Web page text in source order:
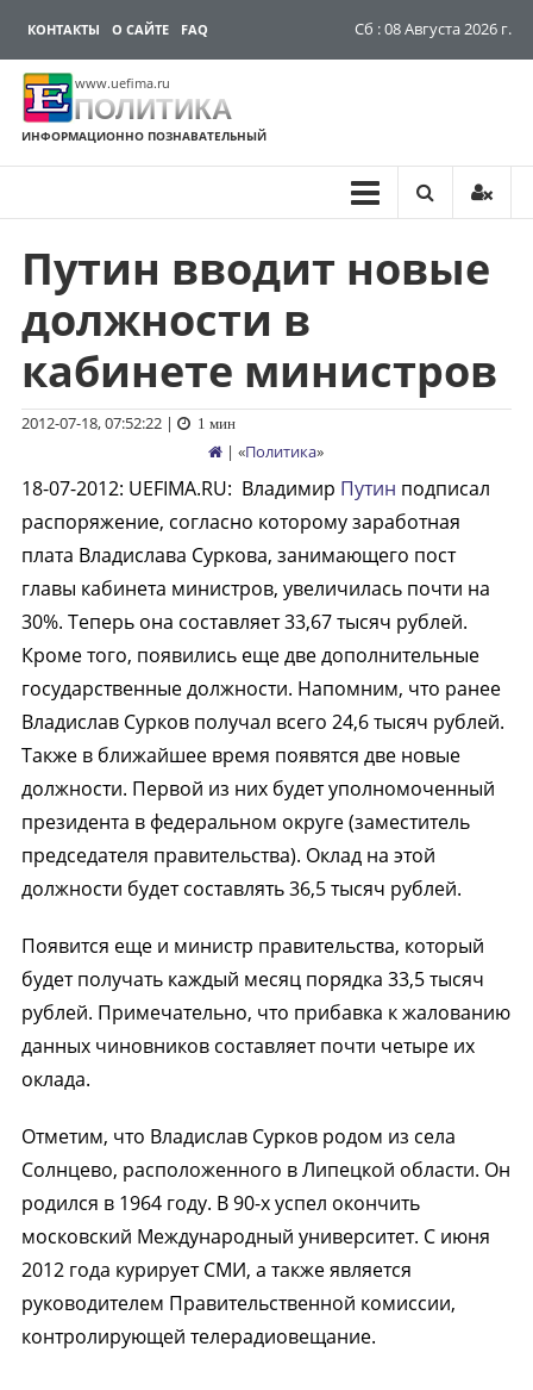
КОНТАКТЫ О САЙТЕ FAQ Сб : 08 Августа 2026 г.
www.uefima.ru
ПОЛИТИКА
ИНФОРМАЦИОННО ПОЗНАВАТЕЛЬНЫЙ
Перейти
содержимому
Путин вводит новые
должности в
кабинете министров
2012-07-18, 07:52:22| 1 мин
| «Политика»
18-07-2012: UEFIMA.RU: Владимир Путин подписал
распоряжение, согласно которому заработная
плата Владислава Суркова, занимающего пост
главы кабинета министров, увеличилась почти на
30%. Теперь она составляет 33,67 тысяч рублей.
Кроме того, появились еще две дополнительные
государственные должности. Напомним, что ранее
Владислав Сурков получал всего 24,6 тысяч рублей.
Также в ближайшее время появятся две новые
должности. Первой из них будет уполномоченный
президента в федеральном округе (заместитель
председателя правительства). Оклад на этой
должности будет составлять 36,5 тысяч рублей.
Появится еще и министр правительства, который
будет получать каждый месяц порядка 33,5 тысяч
рублей. Примечательно, что прибавка к жалованию
данных чиновников составляет почти четыре их
оклада.
Отметим, что Владислав Сурков родом из села
Солнцево, расположенного в Липецкой области. Он
родился в 1964 году. В 90-х успел окончить
московский Международный университет. С июня
2012 года курирует СМИ, а также является
руководителем Правительственной комиссии,
контролирующей телерадиовещание.